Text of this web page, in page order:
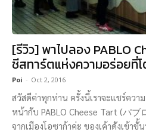
[รีวิว] พาไปลอง PABLO
ชีสทาร์ตแห่งความอร่อยที่โ
Poi - Oct 2, 2016
สวัสดีค่าทุกท่าน ครั้งนี้เราจะแชร์คว
หน้ากับ PABLO Cheese Tart (パ
จากเมืองโอซาก้าค่ะ ของเค้าดังเข้า